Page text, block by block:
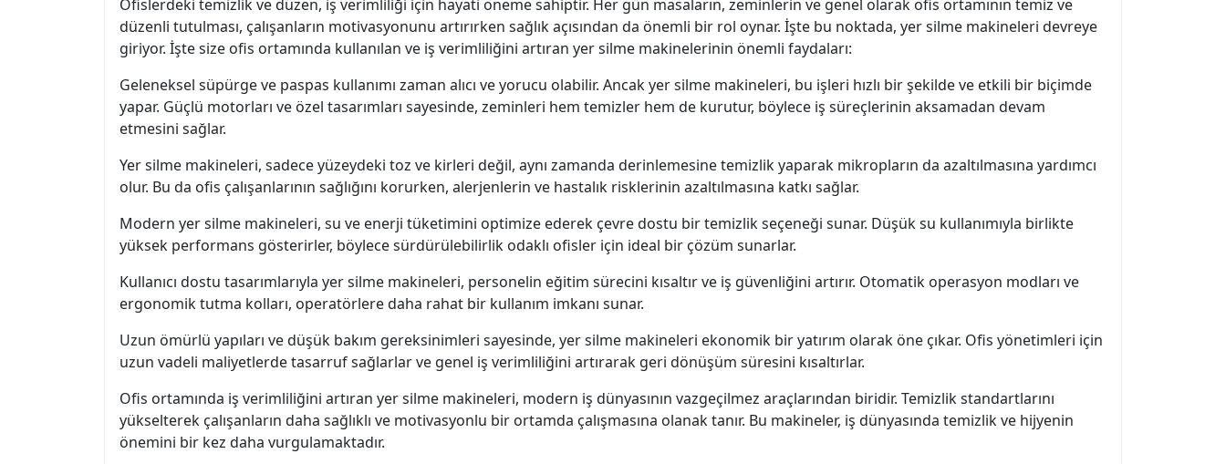
Ofislerdeki temizlik ve düzen, iş verimliliği için hayati öneme sahiptir. Her gün masaların, zeminlerin ve genel olarak ofis ortamının temiz ve
düzenli tutulması, çalışanların motivasyonunu artırırken sağlık açısından da önemli bir rol oynar. İşte bu noktada, yer silme makineleri devreye
giriyor. İşte size ofis ortamında kullanılan ve iş verimliliğini artıran yer silme makinelerinin önemli faydaları:
Geleneksel süpürge ve paspas kullanımı zaman alıcı ve yorucu olabilir. Ancak yer silme makineleri, bu işleri hızlı bir şekilde ve etkili bir biçimde
yapar. Güçlü motorları ve özel tasarımları sayesinde, zeminleri hem temizler hem de kurutur, böylece iş süreçlerinin aksamadan devam
etmesini sağlar.
Yer silme makineleri, sadece yüzeydeki toz ve kirleri değil, aynı zamanda derinlemesine temizlik yaparak mikropların da azaltılmasına yardımcı
olur. Bu da ofis çalışanlarının sağlığını korurken, alerjenlerin ve hastalık risklerinin azaltılmasına katkı sağlar.
Modern yer silme makineleri, su ve enerji tüketimini optimize ederek çevre dostu bir temizlik seçeneği sunar. Düşük su kullanımıyla birlikte
yüksek performans gösterirler, böylece sürdürülebilirlik odaklı ofisler için ideal bir çözüm sunarlar.
Kullanıcı dostu tasarımlarıyla yer silme makineleri, personelin eğitim sürecini kısaltır ve iş güvenliğini artırır. Otomatik operasyon modları ve
ergonomik tutma kolları, operatörlere daha rahat bir kullanım imkanı sunar.
Uzun ömürlü yapıları ve düşük bakım gereksinimleri sayesinde, yer silme makineleri ekonomik bir yatırım olarak öne çıkar. Ofis yönetimleri için
uzun vadeli maliyetlerde tasarruf sağlarlar ve genel iş verimliliğini artırarak geri dönüşüm süresini kısaltırlar.
Ofis ortamında iş verimliliğini artıran yer silme makineleri, modern iş dünyasının vazgeçilmez araçlarından biridir. Temizlik standartlarını
yükselterek çalışanların daha sağlıklı ve motivasyonlu bir ortamda çalışmasına olanak tanır. Bu makineler, iş dünyasında temizlik ve hijyenin
önemini bir kez daha vurgulamaktadır.